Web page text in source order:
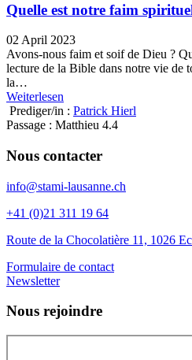
Quelle est notre faim
02 April 2023
Avons-nous faim et soif de Dieu ?
lecture de la Bible dans notre vie de
la…
Weiterlesen
Prediger/in : Patrick Hierl
Passage : Matthieu 4.4
Nous contacter
info@stami-lausanne.ch
+41 (0)21 311 19 64
Route de la Chocolatière 11, 1026
Formulaire de contact
Newsletter
Nous rejoindre